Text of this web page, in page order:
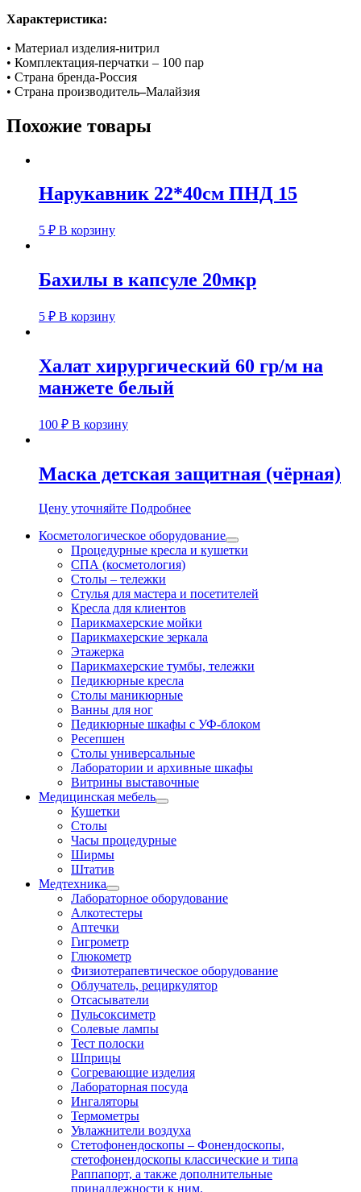
Характеристика:
• Материал изделия-нитрил
• Комплектация-перчатки – 100 пар
• Страна бренда-Россия
• Страна производитель–Малайзия
Похожие товары
Нарукавник 22*40см ПНД 15
5 ₽ В корзину
Бахилы в капсуле 20мкр
5 ₽ В корзину
Халат хирургический 60 гр/м на
манжете белый
100 ₽ В корзину
Маска детская защитная (чёрная)
Цену уточняйте Подробнее
Косметологическое оборудование
Процедурные кресла и кушетки
СПА (косметология)
Столы – тележки
Стулья для мастера и посетителей
Кресла для клиентов
Парикмахерские мойки
Парикмахерские зеркала
Этажерка
Парикмахерские тумбы, тележки
Педикюрные кресла
Столы маникюрные
Ванны для ног
Педикюрные шкафы с УФ-блоком
Ресепшен
Столы универсальные
Лаборатории и архивные шкафы
Витрины выставочные
Медицинская мебель
Кушетки
Столы
Часы процедурные
Ширмы
Штатив
Медтехника
Лабораторное оборудование
Алкотестеры
Аптечки
Гигрометр
Глюкометр
Физиотерапевтическое оборудование
Облучатель, рециркулятор
Отсасыватели
Пульсоксиметр
Солевые лампы
Тест полоски
Шприцы
Согревающие изделия
Лабораторная посуда
Ингаляторы
Термометры
Увлажнители воздуха
Стетофонендоскопы – Фонендоскопы,
стетофонендоскопы классические и типа
Раппапорт, а также дополнительные
принадлежности к ним.